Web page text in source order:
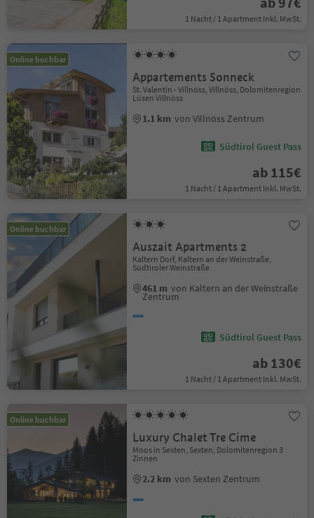
1 Nacht / 1 Apartment Inkl. MwSt.
Online buchbar
Appartements Sonneck
St. Valentin - Villnöss, Villnöss, Dolomitenregion
Lüsen Villnöss
1.1 km von Villnöss Zentrum
Südtirol Guest Pass
ab 115€
1 Nacht / 1 Apartment Inkl. MwSt.
Online buchbar
Auszait Apartments 2
Kaltern Dorf, Kaltern an der Weinstraße,
Südtiroler Weinstraße
461 m von Kaltern an der Weinstraße
Zentrum
Südtirol Guest Pass
ab 130€
1 Nacht / 1 Apartment Inkl. MwSt.
Online buchbar
Luxury Chalet Tre Cime
Moos in Sexten, Sexten, Dolomitenregion 3
Zinnen
2.2 km von Sexten Zentrum